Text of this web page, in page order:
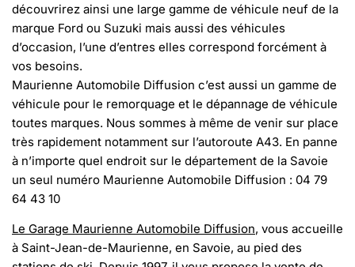
découvrirez ainsi une large gamme de véhicule neuf de la
marque Ford ou Suzuki mais aussi des véhicules
d’occasion, l’une d’entres elles correspond forcément à
vos besoins.
Maurienne Automobile Diffusion c’est aussi un gamme de
véhicule pour le remorquage et le dépannage de véhicule
toutes marques. Nous sommes à même de venir sur place
très rapidement notamment sur l’autoroute A43. En panne
à n’importe quel endroit sur le département de la Savoie
un seul numéro Maurienne Automobile Diffusion : 04 79
64 43 10
Le Garage Maurienne Automobile Diffusion, vous accueille
à Saint-Jean-de-Maurienne, en Savoie, au pied des